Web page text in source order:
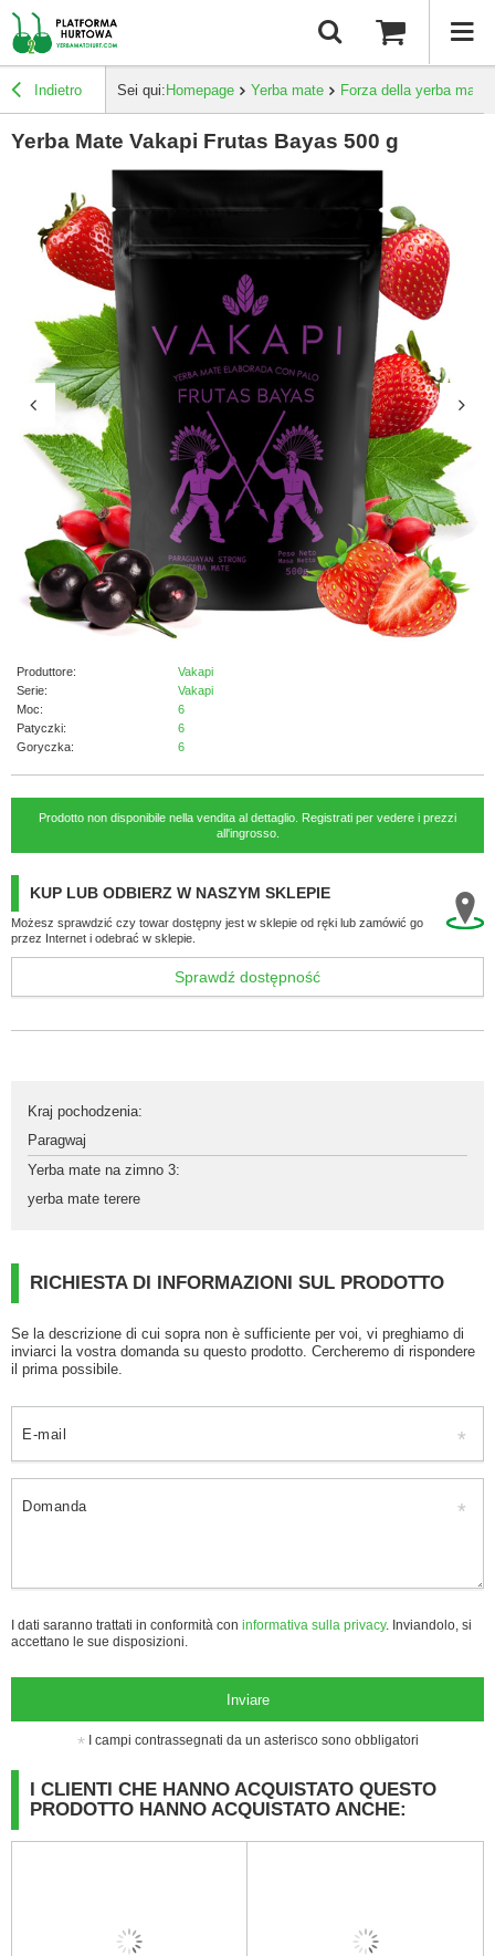
Indietro Sei qui: Homepage Yerba mate Forza della yerba mate
Yerba Mate Vakapi Frutas Bayas 500 g
Produttore:
Vakapi
Serie:
Vakapi
Moc:
6
Patyczki:
6
Goryczka:
6
Prodotto non disponibile nella vendita al dettaglio. Registrati per vedere i prezzi
all'ingrosso.
KUP LUB ODBIERZ W NASZYM SKLEPIE
Możesz sprawdzić czy towar dostępny jest w sklepie od ręki lub zamówić go
przez Internet i odebrać w sklepie.
Sprawdź dostępność
Kraj pochodzenia:
Paragwaj
Yerba mate na zimno 3:
yerba mate terere
RICHIESTA DI INFORMAZIONI SUL PRODOTTO
Se la descrizione di cui sopra non è sufficiente per voi, vi preghiamo di
inviarci la vostra domanda su questo prodotto. Cercheremo di rispondere
il prima possibile.
E-mail
Domanda
I dati saranno trattati in conformità con informativa sulla privacy. Inviandolo, si
accettano le sue disposizioni.
Inviare
I campi contrassegnati da un asterisco sono obbligatori
I CLIENTI CHE HANNO ACQUISTATO QUESTO
PRODOTTO HANNO ACQUISTATO ANCHE: